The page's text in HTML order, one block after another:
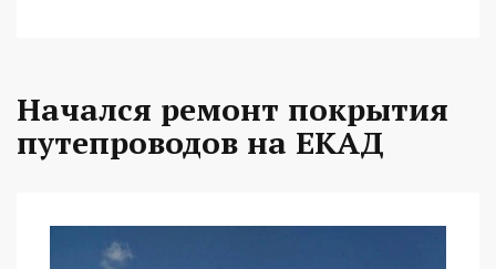
Начался ремонт покрытия
путепроводов на ЕКАД